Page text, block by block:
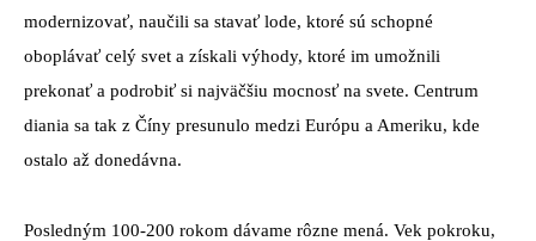
modernizovať, naučili sa stavať lode, ktoré sú schopné
oboplávať celý svet a získali výhody, ktoré im umožnili
prekonať a podrobiť si najväčšiu mocnosť na svete. Centrum
diania sa tak z Číny presunulo medzi Európu a Ameriku, kde
ostalo až donedávna.
Posledným 100-200 rokom dávame rôzne mená. Vek pokroku,